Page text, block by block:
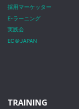
採用マーケッター
E-ラーニング
実践会
EC＠JAPAN
TRAINING